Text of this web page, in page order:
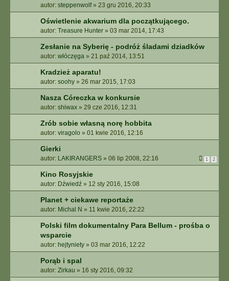
autor: steppenwolf» 23 gru 2016, 20:33
Oświetlenie akwarium dla początkującego.
autor: Treasure Hunter » 03 mar 2014, 17:43
Zesłanie na Syberię - podróż śladami dziadków
autor: włóczęga » 21 paź 2014, 13:51
Kradzież aparatu!
autor: soohy » 26 mar 2015, 17:03
Nasza Córeczka w konkursie
autor: shiwax » 29 cze 2016, 12:31
Zrób sobie własną norę hobbita
autor: viragolo » 01 kwie 2016, 12:16
Gierki
autor: LAKIRANGERS » 06 lip 2008, 22:16 1 2
Kino Rosyjskie
autor: Dźwiedź » 12 sty 2016, 15:08
Planet + ciekawe reportaże
autor: Michal N » 11 kwie 2016, 22:22
Polski film dokumentalny Para Bellum - prośba o
wsparcie
autor: hejtyniety » 03 mar 2016, 12:22
Porąb i spal
autor: Zirkau » 16 sty 2016, 09:32